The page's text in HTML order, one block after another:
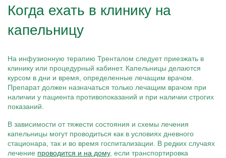
Когда ехать в клинику на
капельницу
На инфузионную терапию Тренталом следует приезжать в
клинику или процедурный кабинет. Капельницы делаются
курсом в дни и время, определенные лечащим врачом.
Препарат должен назначаться только лечащим врачом при
наличии у пациента противопоказаний и при наличии строгих
показаний.
В зависимости от тяжести состояния и схемы лечения
капельницы могут проводиться как в условиях дневного
стационара, так и во время госпитализации. В редких случаях
лечение проводится и на дому, если транспортировка